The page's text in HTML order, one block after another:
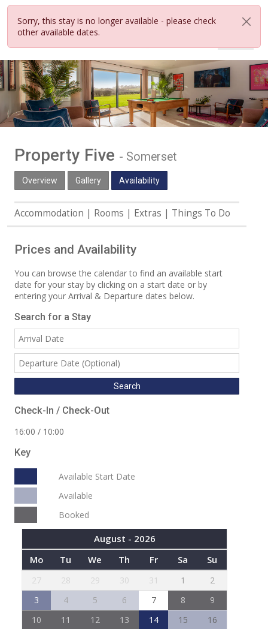
Sorry, this stay is no longer available - please check
other available dates.
Property Five - Somerset
Overview Gallery Availability
Accommodation Rooms Extras Things To Do
Prices and Availability
You can browse the calendar to find an available start
date for your stay by clicking on a start date or by
entering your Arrival & Departure dates below.
Search for a Stay
Check-In / Check-Out
16:00 / 10:00
Key
Available Start Date
Available
Booked
August - 2026
Mo
Tu We Th Fr Sa Su
27 28 29 30 31 1
2
3
4 5 6 7 8
9
10
11 12 13 14 15
16